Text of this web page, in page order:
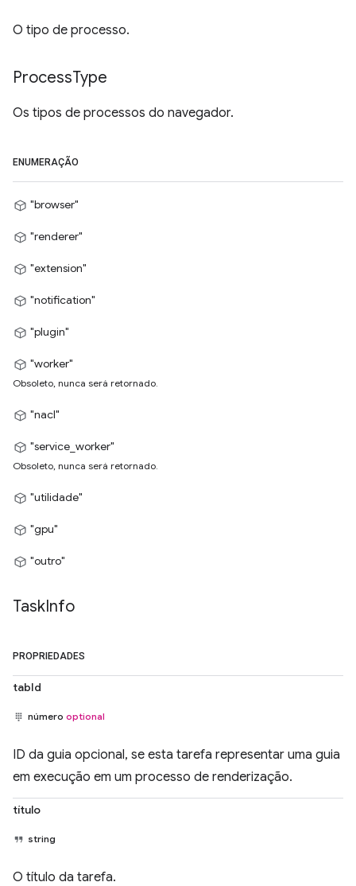
O tipo de processo.
ProcessType
Os tipos de processos do navegador.
ENUMERAÇÃO
"browser"
"renderer"
"extension"
"notification"
"plugin"
"worker"
Obsoleto, nunca será retornado.
"nacl"
"service_worker"
Obsoleto, nunca será retornado.
"utilidade"
"gpu"
"outro"
TaskInfo
PROPRIEDADES
tabId
número optional
ID da guia opcional, se esta tarefa representar uma guia
em execução em um processo de renderização.
título
string
O título da tarefa.